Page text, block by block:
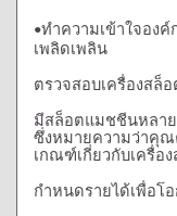
•ทำความเข้าใจอง
เพลิดเพลิน
ตรวจสอบเครื่องสล็อ
มีสล็อตแมชชีนหลา
ซึ่งหมายความว่าคุณ
เกณฑ์เกี่ยวกับเครื่อ
กำหนดรายได้เพื่อโ